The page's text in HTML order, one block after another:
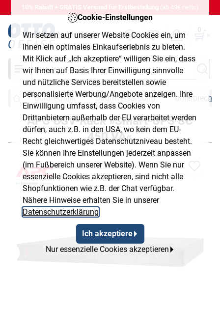
Cookie-Einstellungen
Wir setzen auf unserer Website Cookies ein, um
Ihnen ein optimales Einkaufserlebnis zu bieten.
Mit Klick auf „Ich akzeptiere“ willigen Sie ein, dass
wir Ihnen auf Basis Ihrer Einwilligung sinnvolle
und nützliche Services bereitstellen sowie
personalisierte Werbung/Angebote anzeigen. Ihre
Einwilligung umfasst, dass Cookies von
Drittanbietern außerhalb der EU verarbeitet werden
dürfen, auch z.B. in den USA, wo kein dem EU-
Recht gleichwertiges Datenschutzniveau besteht.
Sie können Ihre Einstellungen jederzeit anpassen
(im Fußbereich unserer Website). Wenn Sie nur
essenzielle Cookies akzeptieren, sind nicht alle
Shopfunktionen wie z.B. der Chat verfügbar.
Nähere Hinweise erhalten Sie in unserer
Datenschutzerklärung
Ich akzeptiere
Nur essenzielle Cookies akzeptieren
10% Rabatt + GRATIS Versand für Erstbestellung (ab 49€ netto)
0
Suche
Bürotechnik Stromversorgung
APC USV-Rack »Smart-UPS SC
450 VA«